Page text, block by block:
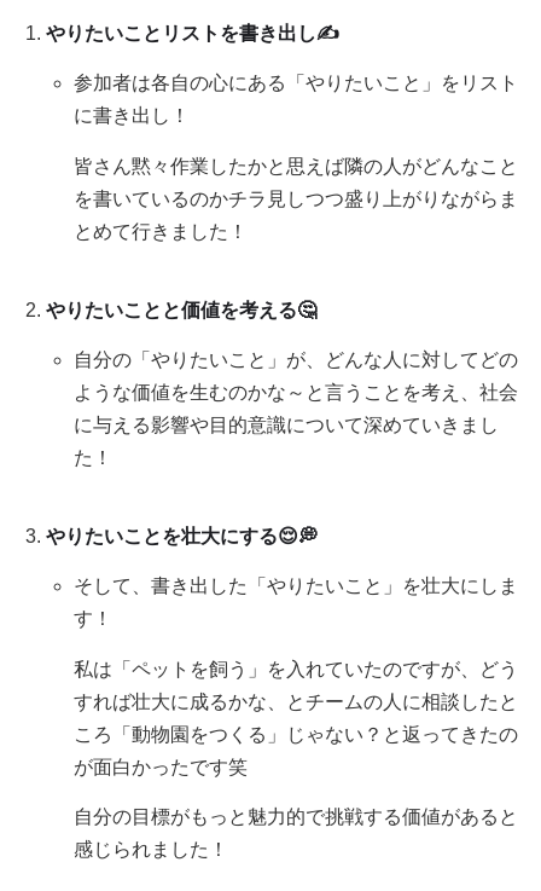
やりたいことリストを書き出し✍
参加者は各自の心にある「やりたいこと」をリスト
に書き出し！
皆さん黙々作業したかと思えば隣の人がどんなこと
を書いているのかチラ見しつつ盛り上がりながらま
とめて行きました！
やりたいことと価値を考える🤔
自分の「やりたいこと」が、どんな人に対してどの
ような価値を生むのかな～と言うことを考え、社会
に与える影響や目的意識について深めていきまし
た！
やりたいことを壮大にする😌💭
そして、書き出した「やりたいこと」を壮大にしま
す！
私は「ペットを飼う」を入れていたのですが、どう
すれば壮大に成るかな、とチームの人に相談したと
ころ「動物園をつくる」じゃない？と返ってきたの
が面白かったです笑
自分の目標がもっと魅力的で挑戦する価値があると
感じられました！